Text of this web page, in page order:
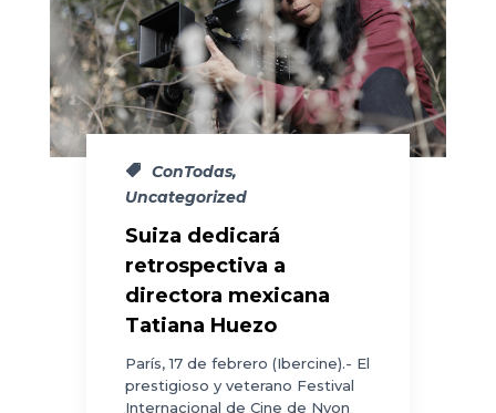
ConTodas,
Uncategorized
Suiza dedicará
retrospectiva a
directora mexicana
Tatiana Huezo
París, 17 de febrero (Ibercine).- El
prestigioso y veterano Festival
Internacional de Cine de Nyon